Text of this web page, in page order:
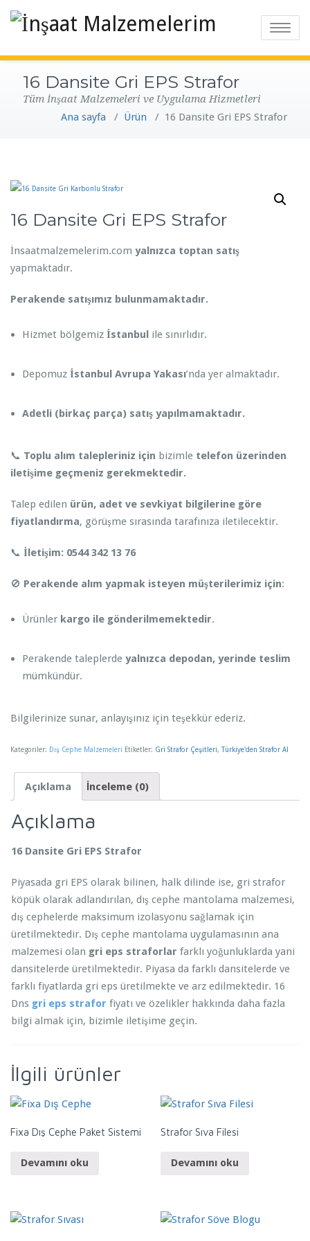
T
e
g
16 Dansite Gri EPS Strafor
Tüm İnşaat Malzemeleri ve Uygulama Hizmetleri
Ana sayfa / Ürün / 16 Dansite Gri EPS Strafor
16 Dansite Gri EPS Strafor
İnsaatmalzemelerim.com yalnızca toptan satış
yapmaktadır.
Perakende satışımız bulunmamaktadır.
Hizmet bölgemiz İstanbul ile sınırlıdır.
Depomuz İstanbul Avrupa Yakası’nda yer almaktadır.
Adetli (birkaç parça) satış yapılmamaktadır.
📞 Toplu alım talepleriniz için bizimle telefon üzerinden
iletişime geçmeniz gerekmektedir.
Talep edilen ürün, adet ve sevkiyat bilgilerine göre
fiyatlandırma, görüşme sırasında tarafınıza iletilecektir.
📞 İletişim: 0544 342 13 76
🚫 Perakende alım yapmak isteyen müşterilerimiz için:
Ürünler kargo ile gönderilmemektedir.
Perakende taleplerde yalnızca depodan, yerinde teslim
mümkündür.
Bilgilerinize sunar, anlayışınız için teşekkür ederiz.
Kategoriler: Dış Cephe Malzemeleri Etiketler: Gri Strafor Çeşitleri, Türkiye'den Strafor Al
Açıklama İnceleme (0)
Açıklama
16 Dansite Gri EPS Strafor
Piyasada gri EPS olarak bilinen, halk dilinde ise, gri strafor
köpük olarak adlandırılan, dış cephe mantolama malzemesi,
dış cephelerde maksimum izolasyonu sağlamak için
üretilmektedir. Dış cephe mantolama uygulamasının ana
malzemesi olan gri eps straforlar farklı yoğunluklarda yani
dansitelerde üretilmektedir. Piyasa da farklı dansitelerde ve
farklı fiyatlarda gri eps üretilmekte ve arz edilmektedir. 16
Dns gri eps strafor fiyatı ve özelikler hakkında daha fazla
bilgi almak için, bizimle iletişime geçin.
İlgili ürünler
Fixa Dış Cephe Paket Sistemi
Devamını oku
Strafor Sıva Filesi
Devamını oku